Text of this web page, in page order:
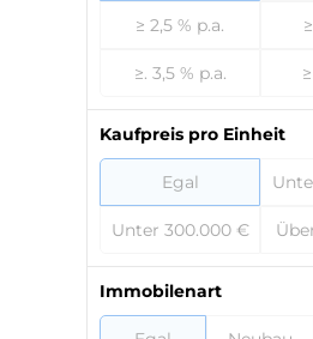
≥ 2,5 % p.a.
≥. 3,5 % p.a.
Kaufpreis pro Einheit
Egal
Unter 300.000 €
Immobilenart